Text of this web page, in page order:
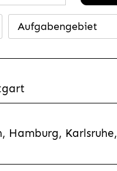
Aufgabengebiet
Hamburg, Karlsruhe,